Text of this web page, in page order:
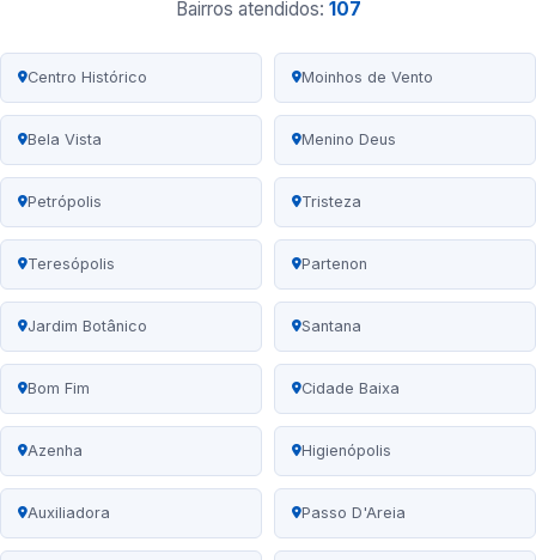
Bairros atendidos: 107
Centro Histórico Moinhos de Vento
Bela Vista Menino Deus
Petrópolis Tristeza
Teresópolis Partenon
Jardim Botânico Santana
Bom Fim Cidade Baixa
Azenha Higienópolis
Auxiliadora Passo D'Areia